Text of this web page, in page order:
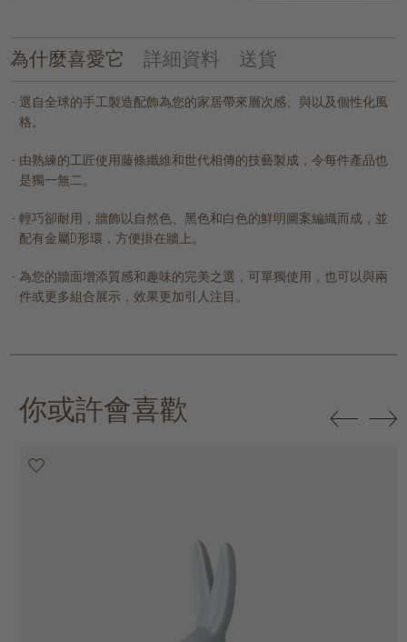
為什麼喜愛它 詳細資料 送貨
選自全球的手工製造配飾為您的家居帶來層次感、與以及個性化風
格。
由熟練的工匠使用藤條纖維和世代相傳的技藝製成，令每件產品也
是獨一無二。
輕巧卻耐用，牆飾以自然色、黑色和白色的鮮明圖案編織而成，並
配有金屬D形環，方便掛在牆上。
為您的牆面增添質感和趣味的完美之選，可單獨使用，也可以與兩
件或更多組合展示，效果更加引人注目。
你或許會喜歡